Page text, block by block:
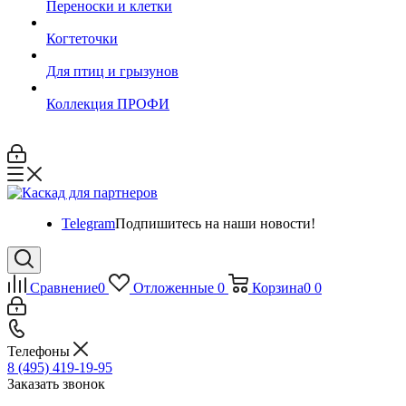
Переноски и клетки
Когтеточки
Для птиц и грызунов
Коллекция ПРОФИ
TelegramПодпишитесь на наши новости!
Сравнение0 Отложенные 0 Корзина0 0
Телефоны
8 (495) 419-19-95
Заказать звонок